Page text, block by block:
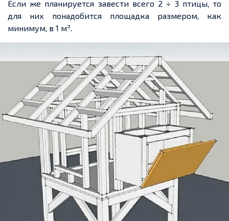
Если же планируется завести всего 2 ÷ 3 птицы, то
для них понадобится площадка размером, как
минимум, в 1 м².